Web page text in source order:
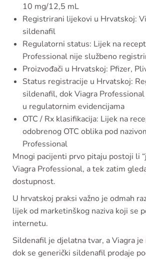
10 mg/12,5 mL
Registrirani lijekovi u Hrvatskoj:
sildenafil
Regulatorni status: Lijek na
Professional nije službeno
Proizvođači u Hrvatskoj: Pfizer,
Status registracije u Hrvatskoj:
sildenafil, dok Viagra
u regulatornim evidencijama
OTC / Rx klasifikacija: Lijek na
odobrenog OTC oblika pod
Professional
Mnogi pacijenti prvo pitaju postoji li
Viagra Professional, a tek zatim
dostupnost.
U hrvatskoj praksi važno je odmah
lijek od marketinškog naziva koji se
internetu.
Sildenafil je djelatna tvar, a Viagra
dok se generički sildenafil prodaje